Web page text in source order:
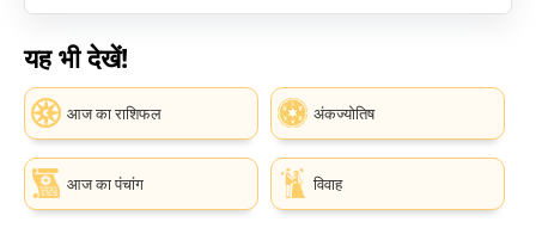
यह भी देखें!
आज का राशिफल अंकज्योतिष
आज का पंचांग विवाह